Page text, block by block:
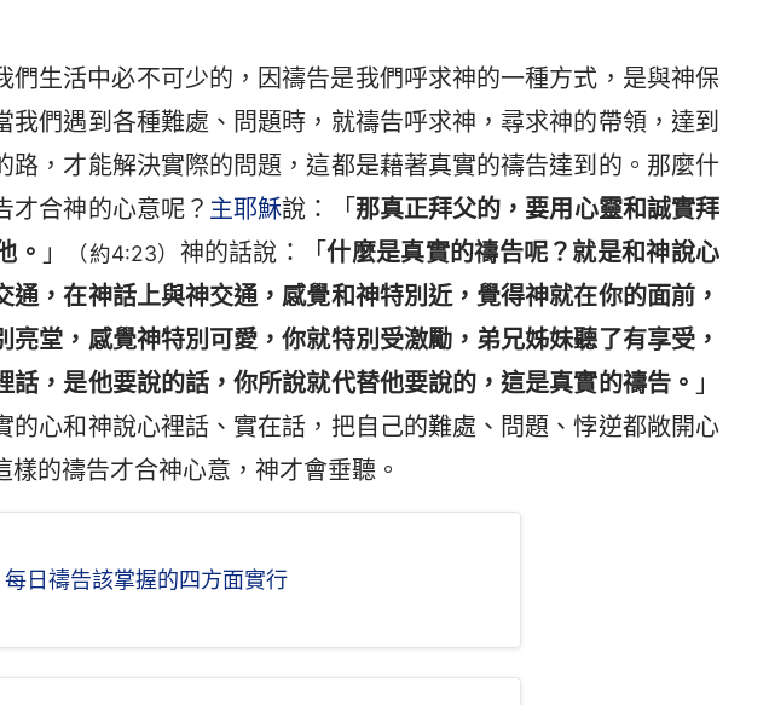
們生活中必不可少的，因禱告是我們呼求神的一種方式，是與神保
我們遇到各種難處、問題時，就禱告呼求神，尋求神的帶領，達到
路，才能解決實際的問題，這都是藉著真實的禱告達到的。那麼什
才合神的心意呢？ 主耶穌說：「 那真正拜父的，要用心靈和誠實拜
。 」 （約4:23） 神的話說：「什麼是真實的禱告呢？就是和神說心
通，在神話上與神交通，感覺和神特別近，覺得神就在你的面前，
亮堂，感覺神特別可愛，你就特別受激勵，弟兄姊妹聽了有享受，
話，是他要說的話，你所說就代替他要說的，這是真實的禱告。 」
的心和神說心裡話、實在話，把自己的難處、問題、悖逆都敞開心
的禱告才合神心意，神才會垂聽。
每日禱告該掌握的四方面實行